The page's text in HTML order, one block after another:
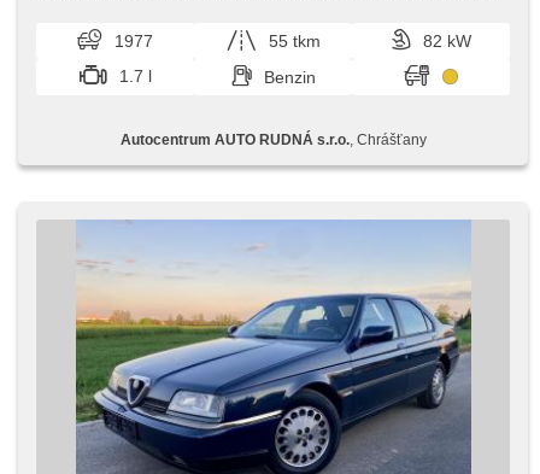
1977 55 tkm
82 kW
1.7 l
Benzin
Autocentrum AUTO RUDNÁ s.r.o., Chrášťany